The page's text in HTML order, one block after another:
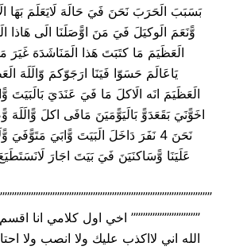
بَسَبَبَ الَحَرَبَ نَحَنَ فَيَ حَالَهَ لَايَعَلَمَ بَهَا
وًّنَعَمَ الَوكيَلَ فَيَ مَنَ اوًّصَلَنَا الَى هَاذا
الَعَظَيَمَ مَا كتَبَتَ هَذا الَمَنَاشَدَهَ غَيَرَ
يَاعَالَمَ حَسَوّا فَيَنَا ارَجَوّكمَ وّالَلَهَ
الَعَظَيَمَ انَه الَاكلَ مَا فَيَ عَنَدَيَ بَالَبَيَتَ
اخَوًّنَيَ بَقَعَدَوًّ بَالَيَوًّمَيَنَ مَافَى اكلَ
نَحَنَ 4 نَفَرَ دَاخَلَ الَبَيَتَ وًّابَيَ
عَلَيَنَا وًّسَاكنَيَنَ فَيَ بَيَتَ اجَارَ
””””””””””””””’ اخي اول كلامي انا
الله اني لااكذب عليك ولا انصب ولا